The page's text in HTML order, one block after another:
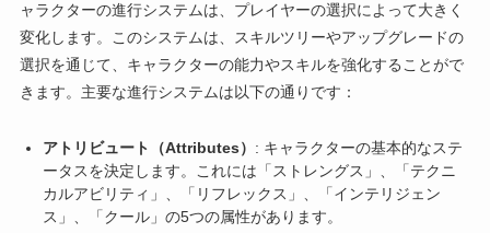
ャラクターの進行システムは、プレイヤーの選択によって大きく
変化します。このシステムは、スキルツリーやアップグレードの
選択を通じて、キャラクターの能力やスキルを強化することがで
きます。主要な進行システムは以下の通りです：
アトリビュート（Attributes） : キャラクターの基本的なステ
ータスを決定します。これには「ストレングス」、「テクニ
カルアビリティ」、「リフレックス」、「インテリジェン
ス」、「クール」の5つの属性があります。